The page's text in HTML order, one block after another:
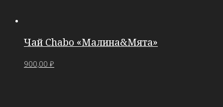
Чай Chabo «Малина&Мята»
900,00 ₽